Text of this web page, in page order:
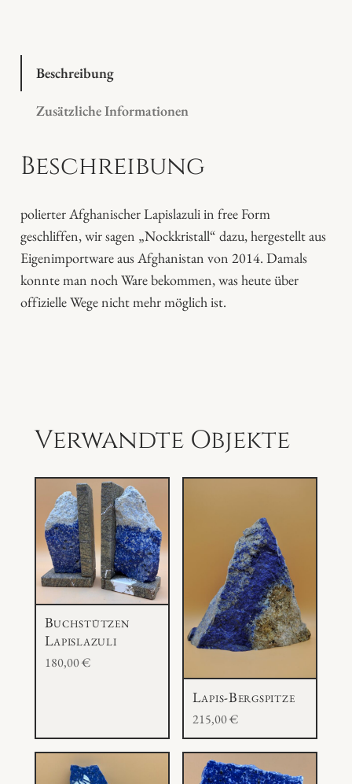
a
l
e
n
g
Beschreibung
Zusätzliche Informationen
Beschreibung
polierter Afghanischer Lapislazuli in free Form
geschliffen, wir sagen „Nockkristall“ dazu, hergestellt aus
Eigenimportware aus Afghanistan von 2014. Damals
konnte man noch Ware bekommen, was heute über
offizielle Wege nicht mehr möglich ist.
Verwandte Objekte
Buchstützen
Lapislazuli
180,00€
Lapis-Bergspitze
215,00€